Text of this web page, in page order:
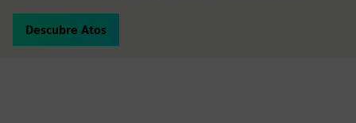
Descubre Atos